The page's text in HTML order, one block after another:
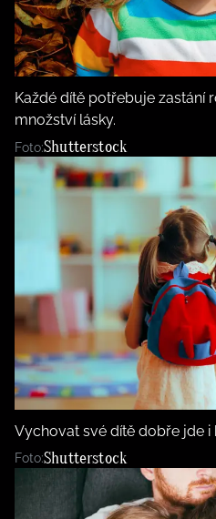
Každé dítě potřebuje zastání
množství lásky.
Foto:Shutterstock
Vychovat své dítě dobře jde i
Foto:Shutterstock